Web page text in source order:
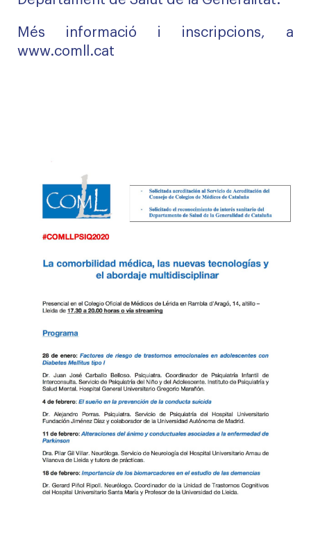
Més informació i inscripcions, a
www.comll.cat